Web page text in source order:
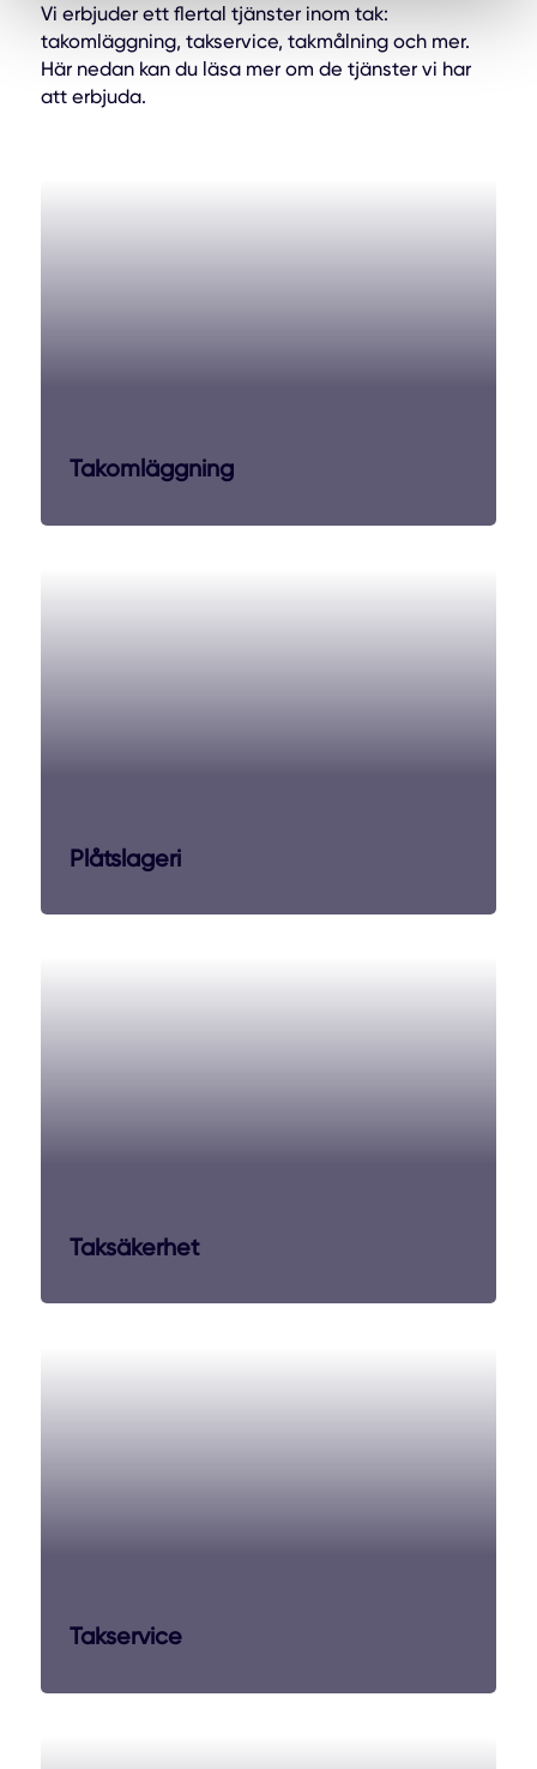
Vi erbjuder ett flertal tjänster inom tak:
takomläggning, takservice, takmålning och mer.
Här nedan kan du läsa mer om de tjänster vi har
att erbjuda.
Takomläggning
Plåtslageri
Taksäkerhet
Takservice